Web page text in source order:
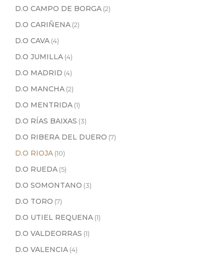
D.O CAMPO DE BORGA (2)
D.O CARIÑENA (2)
D.O CAVA (4)
D.O JUMILLA (4)
D.O MADRID (4)
D.O MANCHA (2)
D.O MENTRIDA (1)
D.O RÍAS BAIXAS (3)
D.O RIBERA DEL DUERO (7)
D.O RIOJA (10)
D.O RUEDA (5)
D.O SOMONTANO (3)
D.O TORO (7)
D.O UTIEL REQUENA (1)
D.O VALDEORRAS (1)
D.O VALENCIA (4)